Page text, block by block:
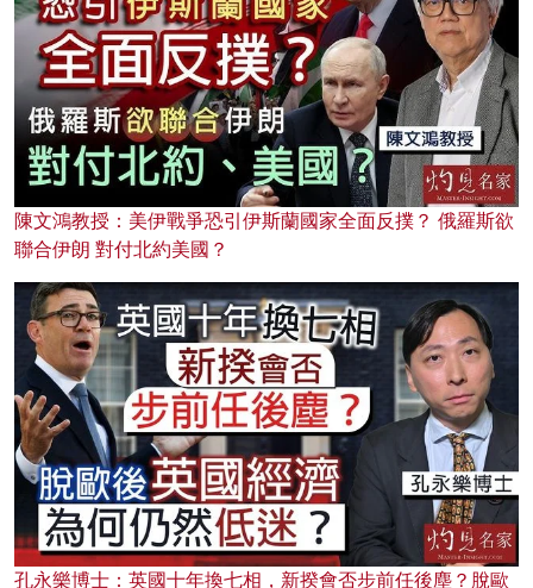
陳文鴻教授：美伊戰爭恐引伊斯蘭國家全面反撲？ 俄羅斯欲
聯合伊朗 對付北約美國？
孔永樂博士：英國十年換七相，新揆會否步前任後塵？脫歐